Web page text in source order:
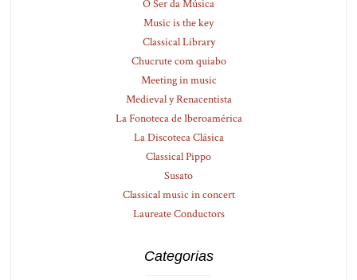
O Ser da Música
Music is the key
Classical Library
Chucrute com quiabo
Meeting in music
Medieval y Renacentista
La Fonoteca de Iberoamérica
La Discoteca Clásica
Classical Pippo
Susato
Classical music in concert
Laureate Conductors
Categorias